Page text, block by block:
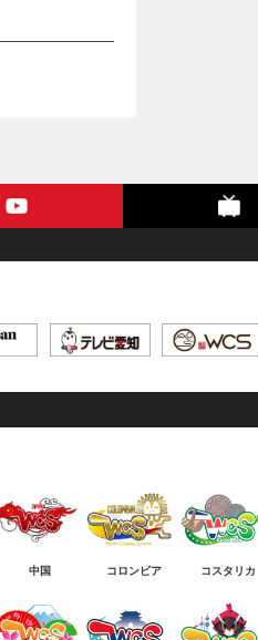
中国 コロンビア コスタリカ